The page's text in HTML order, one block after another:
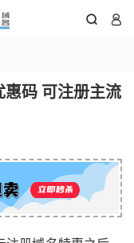
 
码 可注册主流